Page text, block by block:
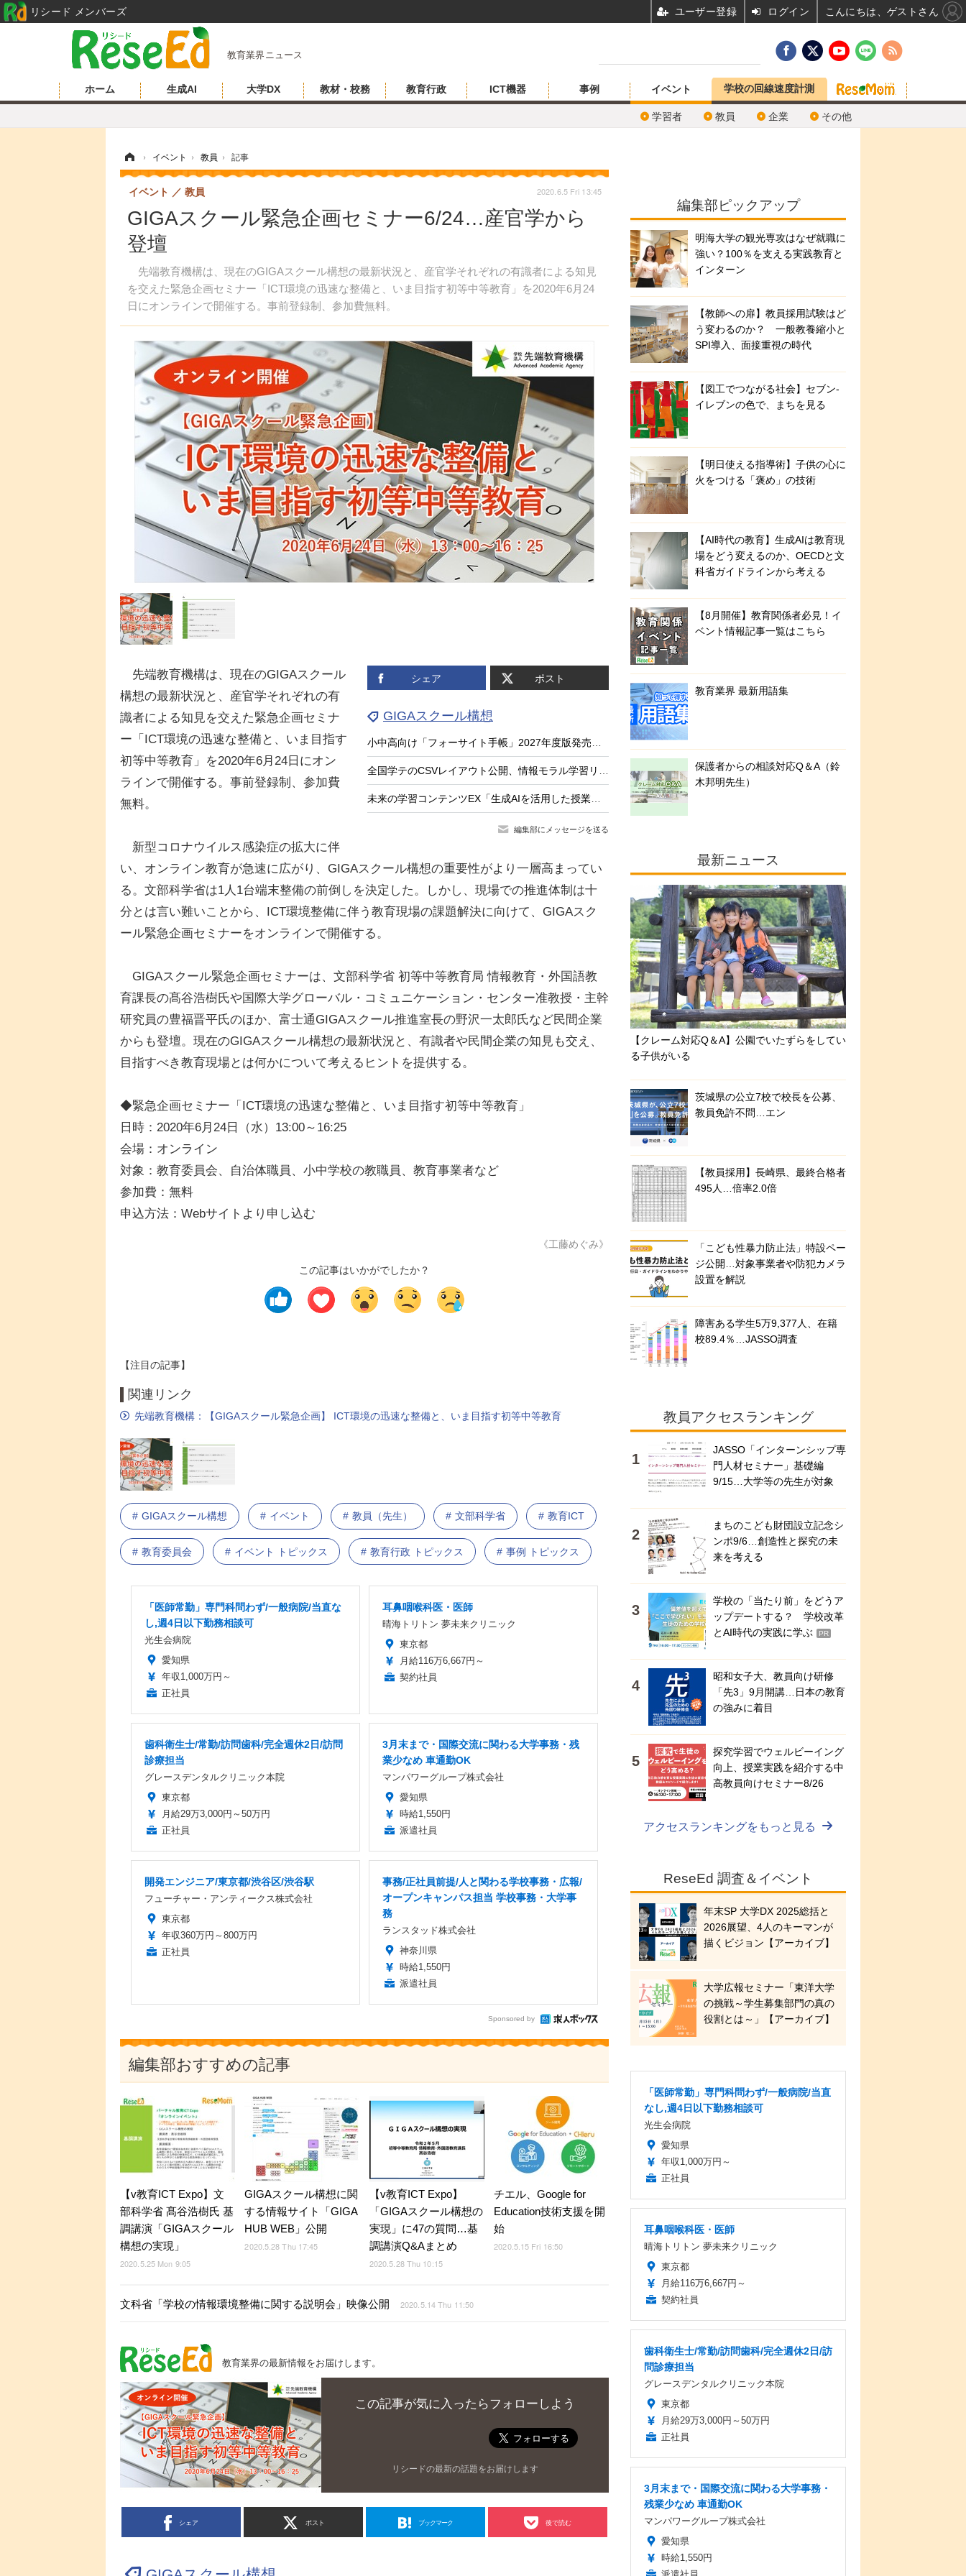
教育業界ニュース
ホーム 生成AI 大学DX 教材・校務 教育行政 ICT機器 事例 イベント
学習者 教員 企業 その他
学校の回線速度計測
› イベント › 教員 › 記事
GIGAスクール緊急企画セミナー6/24…産官学から
登壇
先端教育機構は、現在のGIGAスクール構想の最新状況と、産官学それぞれの有識者による知見
を交えた緊急企画セミナー「ICT環境の迅速な整備と、いま目指す初等中等教育」を2020年6月24
日にオンラインで開催する。事前登録制、参加費無料。
イベント 教員 2020.6.5 Fri 13:45
シェア ポスト
GIGAスクール構想
小中高向け「フォーサイト手帳」2027年度版発売、無料サンプル受付
全国学テのCSVレイアウト公開、情報モラル学習リンク集…教育業界ニュースまとめ読み
未来の学習コンテンツEX「生成AIを活用した授業と評価」8/21
編集部にメッセージを送る
先端教育機構は、現在のGIGAスクール
構想の最新状況と、産官学それぞれの有
識者による知見を交えた緊急企画セミナ
ー「ICT環境の迅速な整備と、いま目指す
初等中等教育」を2020年6月24日にオン
ラインで開催する。事前登録制、参加費
無料。
新型コロナウイルス感染症の拡大に伴
い、オンライン教育が急速に広がり、GIGAスクール構想の重要性がより一層高まってい
る。文部科学省は1人1台端末整備の前倒しを決定した。しかし、現場での推進体制は十
分とは言い難いことから、ICT環境整備に伴う教育現場の課題解決に向けて、GIGAスク
ール緊急企画セミナーをオンラインで開催する。
GIGAスクール緊急企画セミナーは、文部科学省 初等中等教育局 情報教育・外国語教
育課長の髙谷浩樹氏や国際大学グローバル・コミュニケーション・センター准教授・主幹
研究員の豊福晋平氏のほか、富士通GIGAスクール推進室長の野沢一太郎氏など民間企業
からも登壇。現在のGIGAスクール構想の最新状況と、有識者や民間企業の知見も交え、
目指すべき教育現場とは何かについて考えるヒントを提供する。
◆緊急企画セミナー「ICT環境の迅速な整備と、いま目指す初等中等教育」
日時：2020年6月24日（水）13:00～16:25
会場：オンライン
対象：教育委員会、自治体職員、小中学校の教職員、教育事業者など
参加費：無料
申込方法：Webサイトより申し込む
《工藤めぐみ》
この記事はいかがでしたか？
【注目の記事】
関連リンク
先端教育機構：【GIGAスクール緊急企画】 ICT環境の迅速な整備と、いま目指す初等中等教育
GIGAスクール構想 イベント 教員（先生） 文部科学省 教育ICT
教育委員会 イベント トピックス 教育行政 トピックス 事例 トピックス
「医師常勤」専門科問わず/一般病院/当直な
し,週4日以下勤務相談可
光生会病院
愛知県
年収1,000万円～
正社員
耳鼻咽喉科医・医師
晴海トリトン 夢未来クリニック
東京都
月給116万6,667円～
契約社員
歯科衛生士/常勤/訪問歯科/完全週休2日/訪問
診療担当
グレースデンタルクリニック本院
東京都
月給29万3,000円～50万円
正社員
3月末まで・国際交流に関わる大学事務・残
業少なめ 車通勤OK
マンパワーグループ株式会社
愛知県
時給1,550円
派遣社員
開発エンジニア/東京都/渋谷区/渋谷駅
フューチャー・アンティークス株式会社
東京都
年収360万円～800万円
正社員
事務/正社員前提/人と関わる学校事務・広報/
オープンキャンパス担当 学校事務・大学事
務
ランスタッド株式会社
神奈川県
時給1,550円
派遣社員
Sponsored by
編集部おすすめの記事
【v教育ICT Expo】文
部科学省 髙谷浩樹氏 基
調講演「GIGAスクール
構想の実現」
2020.5.25 Mon 9:05
GIGAスクール構想に関
する情報サイト「GIGA
HUB WEB」公開
2020.5.28 Thu 17:45
【v教育ICT Expo】
「GIGAスクール構想の
実現」に47の質問…基
調講演Q&Aまとめ
2020.5.28 Thu 10:15
チエル、Google for
Education技術支援を開
始
2020.5.15 Fri 16:50
文科省「学校の情報環境整備に関する説明会」映像公開 2020.5.14 Thu 11:50
教育業界の最新情報をお届けします。
この記事が気に入ったらフォローしよう
リシードの最新の話題をお届けします
シェア ポスト ブックマーク 後で読む
編集部ピックアップ
明海大学の観光専攻はなぜ就職に
強い？100％を支える実践教育と
インターン
【教師への扉】教員採用試験はど
う変わるのか？ 一般教養縮小と
SPI導入、面接重視の時代
【図工でつながる社会】セブン‐
イレブンの色で、まちを見る
【明日使える指導術】子供の心に
火をつける「褒め」の技術
【AI時代の教育】生成AIは教育現
場をどう変えるのか、OECDと文
科省ガイドラインから考える
【8月開催】教育関係者必見！イ
ベント情報記事一覧はこちら
教育業界 最新用語集
保護者からの相談対応Q＆A（鈴
木邦明先生）
最新ニュース
【クレーム対応Q＆A】公園でいたずらをしてい
る子供がいる
茨城県の公立7校で校長を公募、
教員免許不問…エン
【教員採用】長崎県、最終合格者
495人…倍率2.0倍
「こども性暴力防止法」特設ペー
ジ公開…対象事業者や防犯カメラ
設置を解説
障害ある学生5万9,377人、在籍
校89.4％…JASSO調査
教員アクセスランキング
JASSO「インターンシップ専
門人材セミナー」基礎編
9/15…大学等の先生が対象
まちのこども財団設立記念シ
ンポ9/6…創造性と探究の未
来を考える
学校の「当たり前」をどうア
ップデートする？ 学校改革
とAI時代の実践に学ぶ
PR
昭和女子大、教員向け研修
「先3」9月開講…日本の教育
の強みに着目
探究学習でウェルビーイング
向上、授業実践を紹介する中
高教員向けセミナー8/26
アクセスランキングをもっと見る
ReseEd 調査＆イベント
年末SP 大学DX 2025総括と
2026展望、4人のキーマンが
描くビジョン【アーカイブ】
大学広報セミナー「東洋大学
の挑戦～学生募集部門の真の
役割とは～」【アーカイブ】
「医師常勤」専門科問わず/一般病院/当直
なし,週4日以下勤務相談可
光生会病院
愛知県
年収1,000万円～
正社員
耳鼻咽喉科医・医師
晴海トリトン 夢未来クリニック
東京都
月給116万6,667円～
契約社員
歯科衛生士/常勤/訪問歯科/完全週休2日/訪
問診療担当
グレースデンタルクリニック本院
東京都
月給29万3,000円～50万円
正社員
3月末まで・国際交流に関わる大学事務・
残業少なめ 車通勤OK
マンパワーグループ株式会社
愛知県
時給1,550円
リシード メンバーズ ユーザー登録 ログイン こんにちは、ゲストさん